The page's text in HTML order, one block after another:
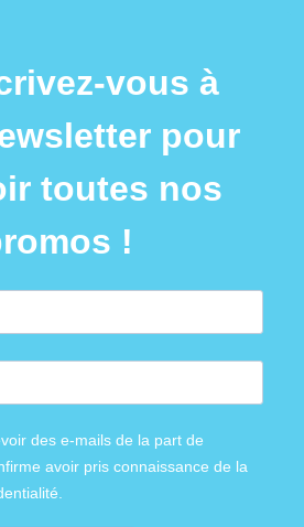
vous à
pour
toutes nos
!
des e-mails de la part de
avoir pris connaissance de la